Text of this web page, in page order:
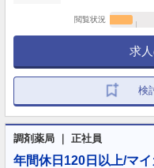
閲覧状況
求
検
調剤薬局 ｜ 正社員
年間休日120日以上/マ